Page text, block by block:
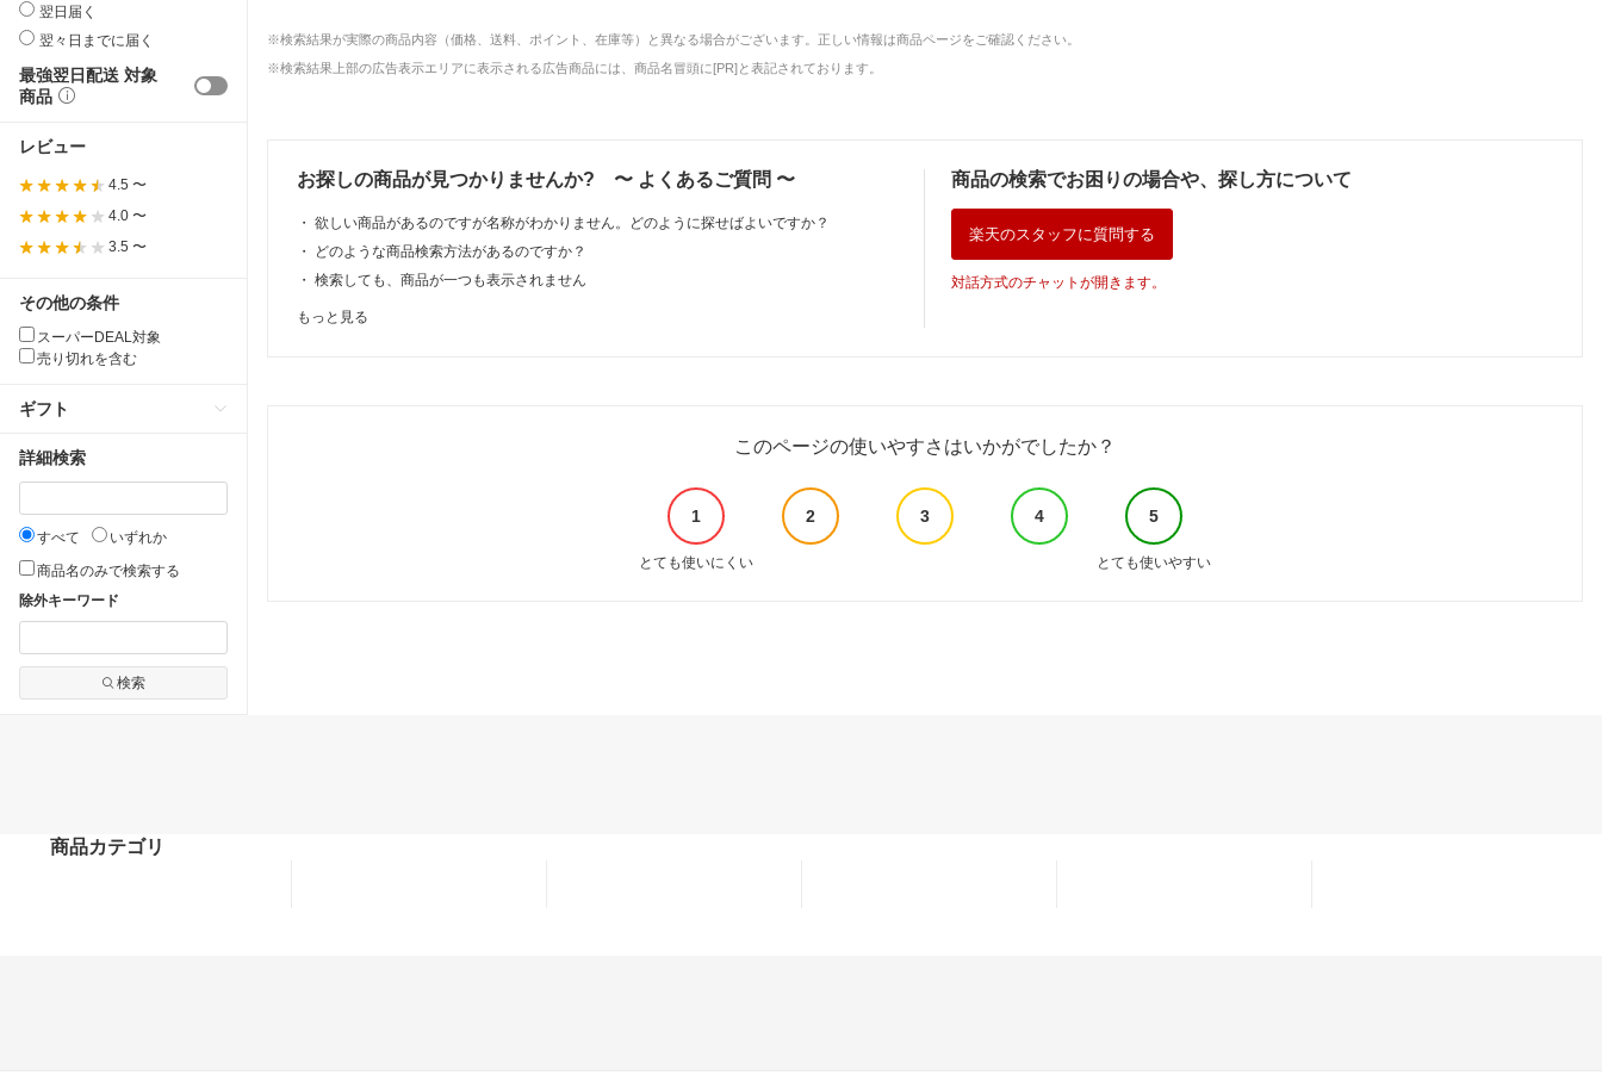
翌日届く
翌々日までに届く
最強翌日配送 対象
商品
レビュー
4.5 〜
4.0 〜
3.5 〜
その他の条件
スーパーDEAL対象
売り切れを含む
ギフト
詳細検索
すべて
いずれか
商品名のみで検索する
除外キーワード
検索
※検索結果が実際の商品内容（価格、送料、ポイント、在庫等）と異なる場合がございます。正しい情報は商品ページをご確認ください。
※検索結果上部の広告表示エリアに表示される広告商品には、商品名冒頭に[PR]と表記されております。
お探しの商品が見つかりませんか? 〜 よくあるご質問 〜
・ 欲しい商品があるのですが名称がわかりません。どのように探せばよいですか？
・
どのような商品検索方法があるのですか？
・ 検索しても、商品が一つも表示されません
もっと見る
商品の検索でお困りの場合や、探し方について
楽天のスタッフに質問する
対話方式のチャットが開きます。
このページの使いやすさはいかがでしたか？
1 2 3 4 5
とても使いにくい とても使いやすい
商品カテゴリ